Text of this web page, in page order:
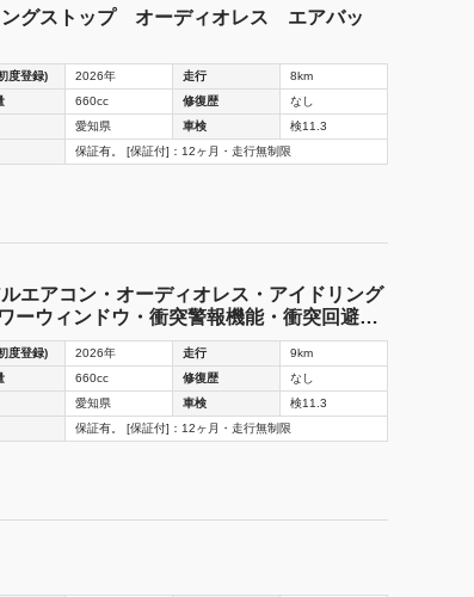
グストップ オーディオレス エアバッ
度登録) 2026年 走行
8km
660cc 修復歴
なし
愛知県 車検
検11.3
保証有。 [保証付]：12ヶ月・走行無制限
アコン・オーディオレス・アイドリング
ーウィンドウ・衝突警報機能・衝突回避支
度登録) 2026年 走行
9km
660cc 修復歴
なし
愛知県 車検
検11.3
保証有。 [保証付]：12ヶ月・走行無制限